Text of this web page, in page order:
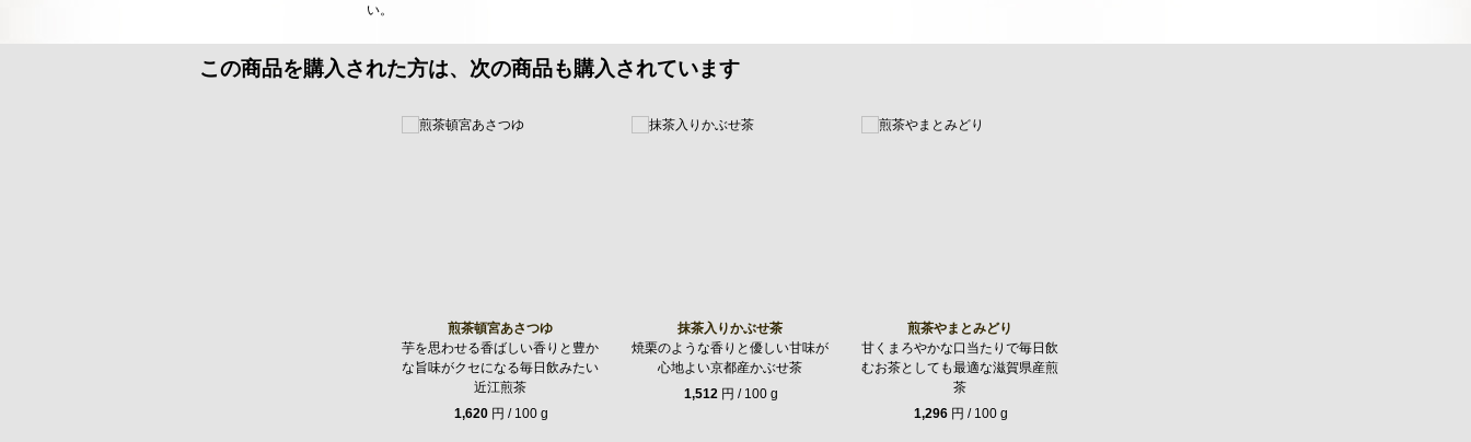
い。
この商品を購入された方は、次の商品も購入されています
煎茶頓宮あさつゆ
芋を思わせる香ばしい香りと豊か
な旨味がクセになる毎日飲みたい
近江煎茶
1,620 円 / 100 g
抹茶入りかぶせ茶
焼栗のような香りと優しい甘味が
心地よい京都産かぶせ茶
1,512 円 / 100 g
煎茶やまとみどり
甘くまろやかな口当たりで毎日飲
むお茶としても最適な滋賀県産煎
茶
1,296 円 / 100 g